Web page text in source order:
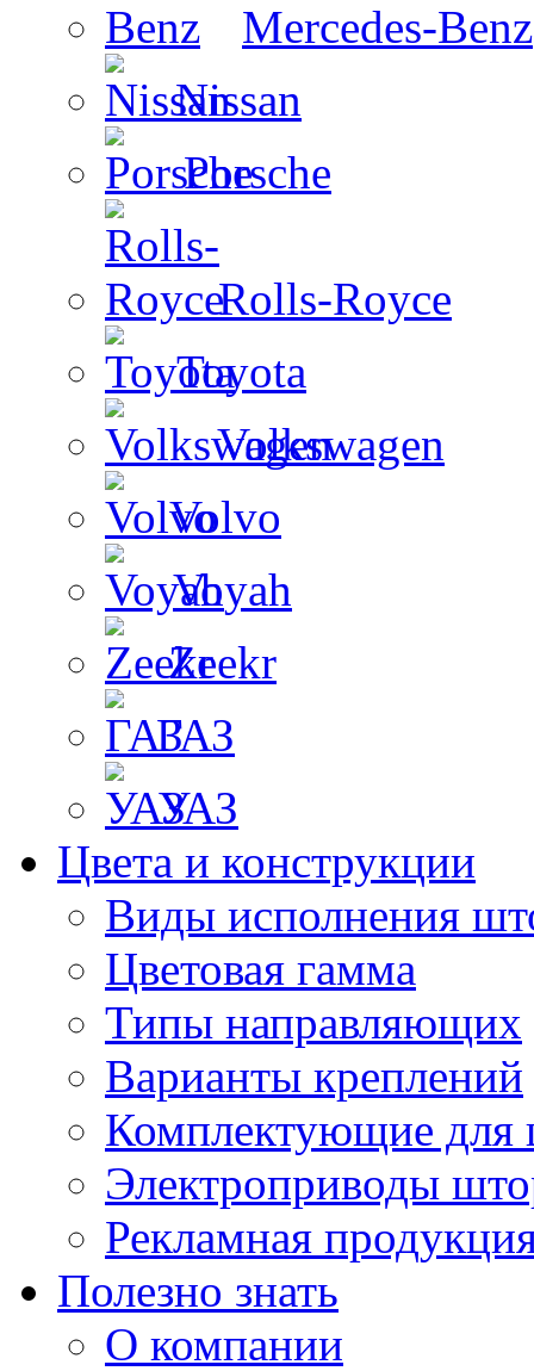
Mercedes-Benz
Nissan
Porsche
Rolls-Royce
Toyota
Volkswagen
Volvo
Voyah
Zeekr
ГАЗ
УАЗ
Цвета и конструкции
Виды исполнения
Цветовая гамма
Типы направляющих
Варианты креплений
Комплектующие для
Электроприводы
Рекламная
Полезно знать
О компании